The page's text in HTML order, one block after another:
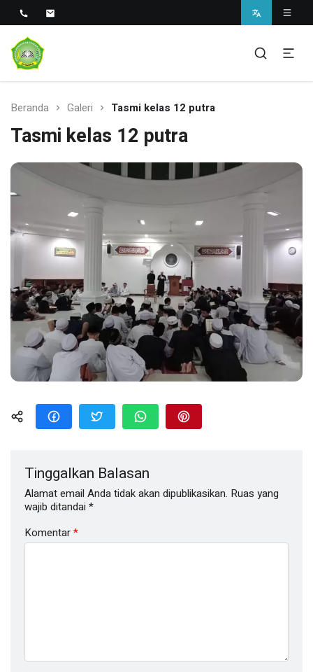
SMAS Unggul Ar Rahman
Sekolah Unggul Berbasis Pesantren di Sukabumi
Beranda Galeri Tasmi kelas 12 putra
Tasmi kelas 12 putra
Tinggalkan Balasan
Alamat email Anda tidak akan dipublikasikan. Ruas yang
wajib ditandai *
Komentar*